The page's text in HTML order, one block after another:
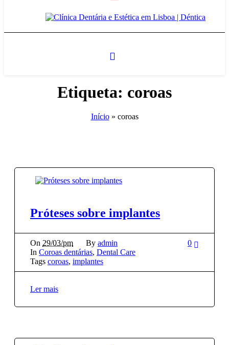
Etiqueta: coroas
Início» coroas
Próteses sobre implantes
0
On 29/03/pm By admin
In Coroas dentárias, Dental Care
Tags coroas, implantes
Ler mais